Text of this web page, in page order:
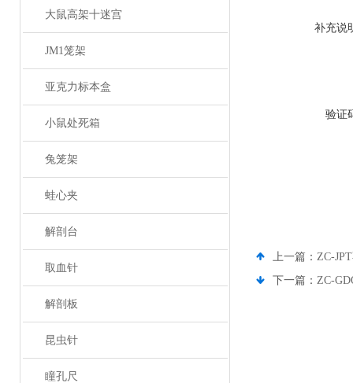
大鼠高架十迷宫
JM1笼架
亚克力标本盒
小鼠处死箱
兔笼架
蛙心夹
解剖台
取血针
解剖板
昆虫针
瞳孔尺
补充说
验证
上一篇： ZC-
下一篇： ZC-